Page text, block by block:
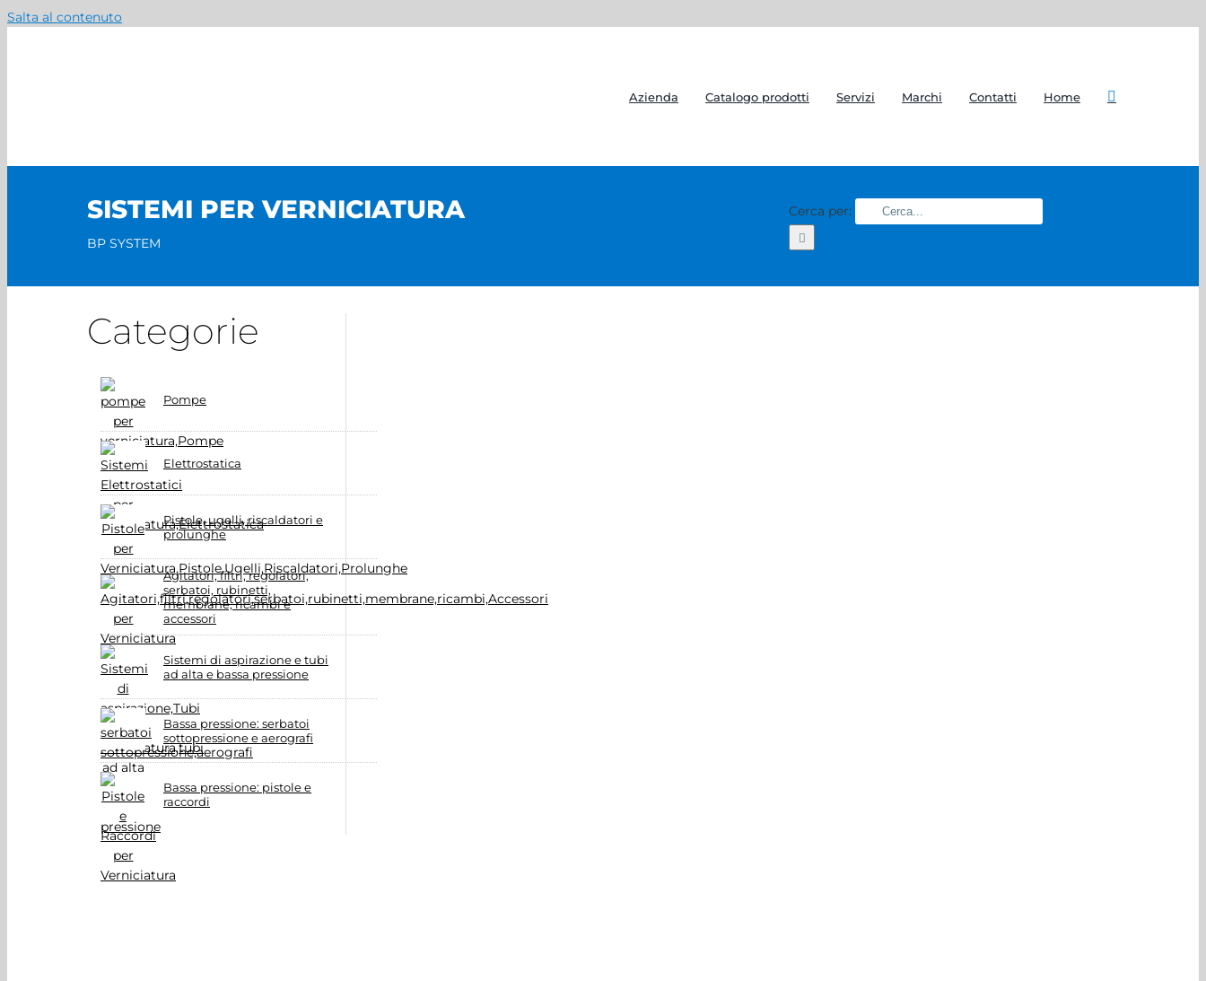
Salta al contenuto
Azienda Catalogo prodotti Servizi Marchi Contatti Home
SISTEMI PER VERNICIATURA
BP SYSTEM
Cerca per:
Categorie
Pompe
Elettrostatica
Pistole, ugelli, riscaldatori e
prolunghe
Agitatori, filtri, regolatori,
serbatoi, rubinetti,
membrane, ricambi e
accessori
Sistemi di aspirazione e tubi
ad alta e bassa pressione
Bassa pressione: serbatoi
sottopressione e aerografi
Bassa pressione: pistole e
raccordi